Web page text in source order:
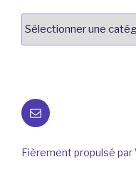
E-
mail
Fièrement propulsé par